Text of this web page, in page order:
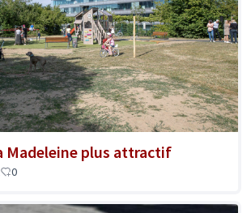
Madeleine plus attractif
0